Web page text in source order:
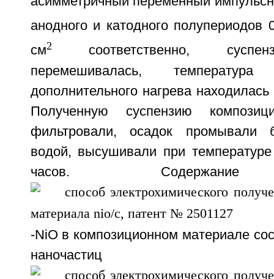
анодного и катодного полупериодов
см2
соответственно,
перемешивалась,
дополнительного нагрева
Полученную суспензию
фильтровали, осадок промывали
водой, высушивали при
часов. Содержание
-NiO в композиционном материале
наночастиц